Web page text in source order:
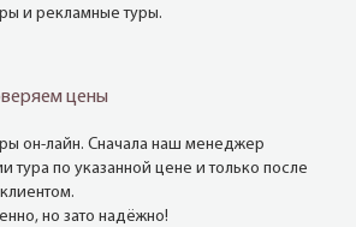
и рекламные туры.
цены
он-лайн. Сначала наш менеджер
тура по указанной цене и только после
но зато надёжно!